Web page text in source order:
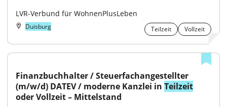
LVR-Verbund für WohnenPlusLeben
Duisburg Teilzeit Vollzeit
Finanzbuchhalter / Steuerfachangestellter
(m/w/d) DATEV / moderne Kanzlei in Teilzeit
oder Vollzeit – Mittelstand